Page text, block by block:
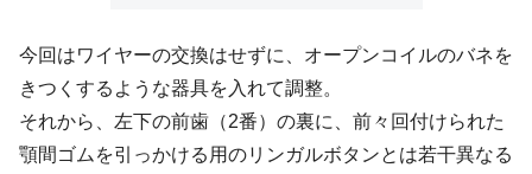
今回はワイヤーの交換はせずに、オープンコイルのバネを
きつくするような器具を入れて調整。
それから、左下の前歯（2番）の裏に、前々回付けられた
顎間ゴムを引っかける用のリンガルボタンとは若干異なる